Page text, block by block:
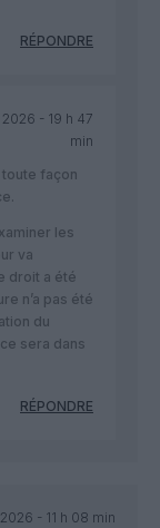
RÉPONDRE
2026 - 19 h 47
min
toute façon
les
va
droit a été
n’a pas été
du
sera dans
RÉPONDRE
- 11 h 08 min